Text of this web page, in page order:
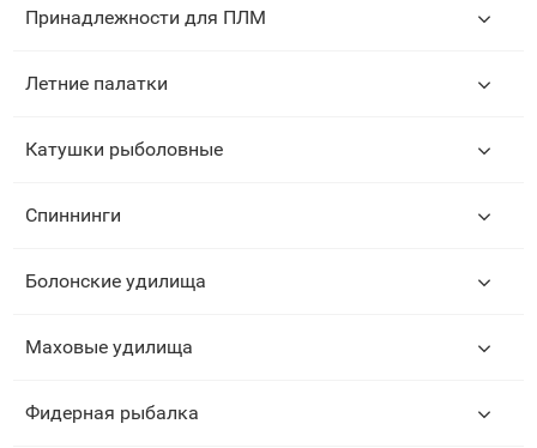
Принадлежности для ПЛМ
Летние палатки
Катушки рыболовные
Спиннинги
Болонские удилища
Маховые удилища
Фидерная рыбалка